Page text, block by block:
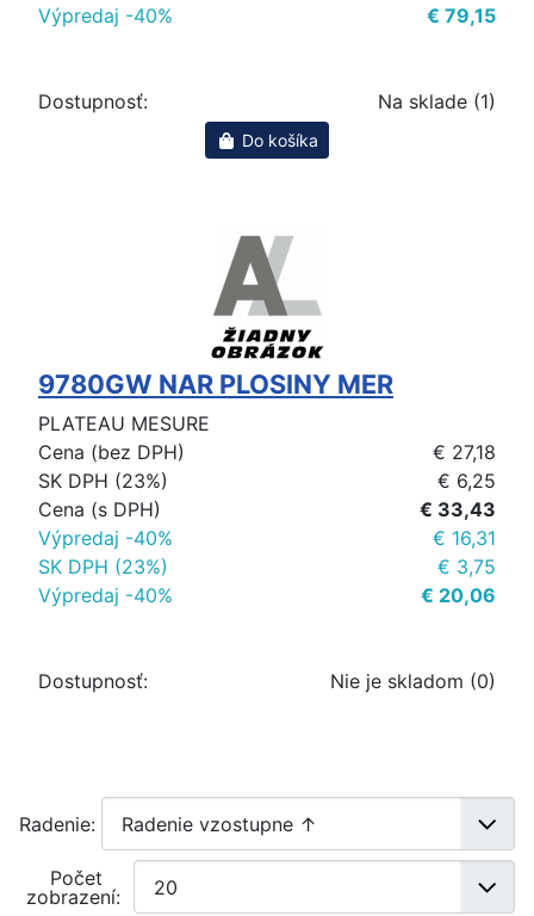
Výpredaj -40%
€ 79,15
Dostupnosť: Na sklade (1)
Do košíka
9780GW NAR PLOSINY MER
PLATEAU MESURE
Cena (bez DPH)
€ 27,18
SK DPH (23%)
€ 6,25
Cena (s DPH)
€ 33,43
Výpredaj -40%
€ 16,31
SK DPH (23%)
€ 3,75
Výpredaj -40%
€ 20,06
Dostupnosť: Nie je skladom (0)
Radenie:
Počet
zobrazení: